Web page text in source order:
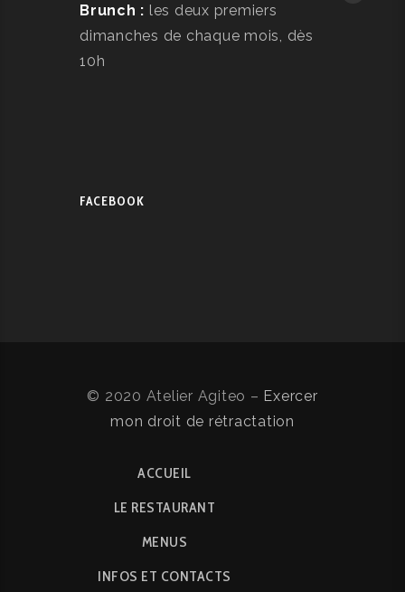
Brunch : les deux premiers
dimanches de chaque mois, dès
10h
FACEBOOK
© 2020 Atelier Agiteo – Exercer
mon droit de rétractation
ACCUEIL
LE RESTAURANT
MENUS
INFOS ET CONTACTS